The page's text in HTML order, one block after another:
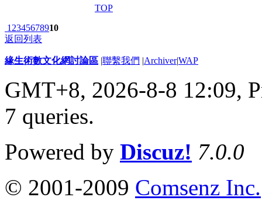
TOP
1 2345678910
返回列表
緣生術數文化網討論區 |聯繫我們 |Archiver|WAP
GMT+8, 2026-8-8 12:09,
7 queries.
Powered by Discuz! 7.0.0
© 2001-2009 Comsenz Inc.